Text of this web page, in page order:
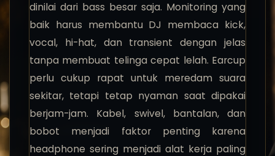
dinilai dari bass besar saja. Monitoring yang
baik harus membantu DJ membaca kick,
vocal, hi-hat, dan transient dengan jelas
tanpa membuat telinga cepat lelah. Earcup
perlu cukup rapat untuk meredam suara
sekitar, tetapi tetap nyaman saat dipakai
berjam-jam. Kabel, swivel, bantalan, dan
bobot menjadi faktor penting karena
headphone sering menjadi alat kerja paling